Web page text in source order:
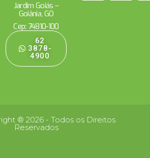
Jardim Goiás –
Goiânia, GO
Cep: 74810-100
62
3878-
4900
® 2026 - Todos os Direitos
Reservados